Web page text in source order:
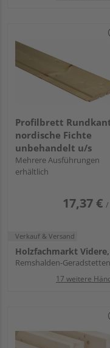
Profilbrett
nordische Fichte
unbehandelt u/s
hobelfallend
Mehrere Ausführungen
erhältlich
17,37 € /
Verkauf & Versand
Remshalden-Geradstetten
17 weitere